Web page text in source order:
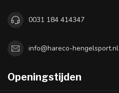
0031 184 414347
info@hareco-hengelsport.nl
Openingstijden